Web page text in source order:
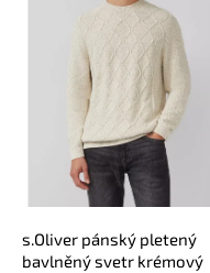
s.Oliver pánský pletený
bavlněný svetr krémový